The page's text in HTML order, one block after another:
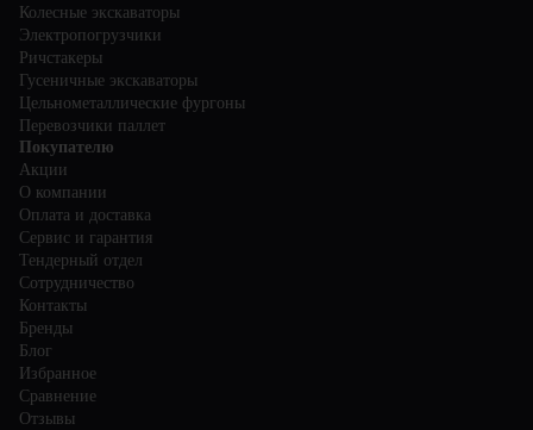
Колесные экскаваторы
Электропогрузчики
Ричстакеры
Гусеничные экскаваторы
Цельнометаллические фургоны
Перевозчики паллет
Покупателю
Акции
О компании
Оплата и доставка
Сервис и гарантия
Тендерный отдел
Сотрудничество
Контакты
Бренды
Блог
Избранное
Сравнение
Отзывы